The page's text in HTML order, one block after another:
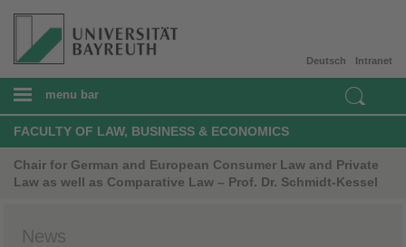
Intranet
Deutsch
menu bar
FACULTY OF LAW, BUSINESS & ECONOMICS
Chair for German and European Consumer Law and Private
Law as well as Comparative Law – Prof. Dr. Schmidt-Kessel
News